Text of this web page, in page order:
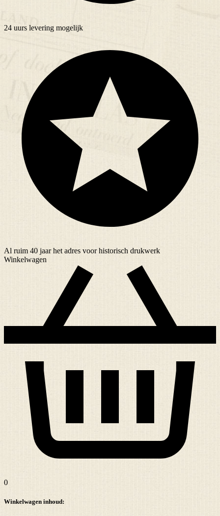
24 uurs levering mogelijk
Al ruim 40 jaarhet adres voor historisch drukwerk
Winkelwagen
0
Winkelwagen inhoud: